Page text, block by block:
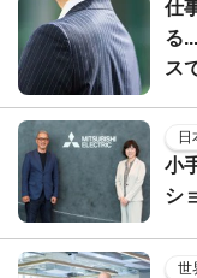
仕
る
ス
日
小
シ
世